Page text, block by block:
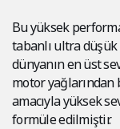
Bu yüksek
tabanlı ultra
dünyanın en üst
motor
amacıyla yüksek
formüle edilmiştir.